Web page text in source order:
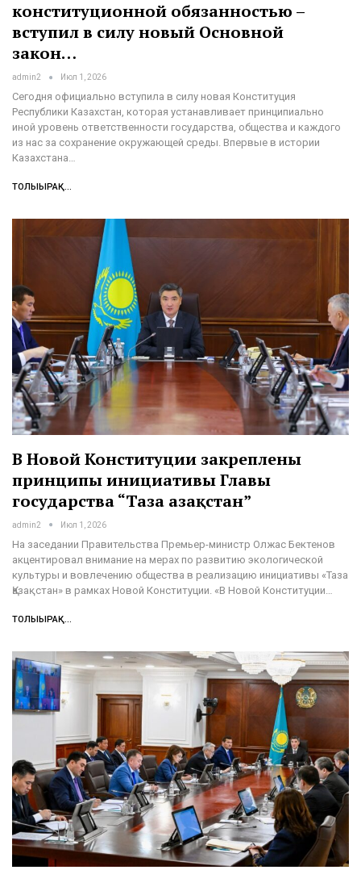
конституционной обязанностью –
вступил в силу новый Основной
закон…
admin2 Июл 1, 2026
Сегодня официально вступила в силу новая Конституция
Республики Казахстан, которая устанавливает принципиально
иной уровень ответственности государства, общества и каждого
из нас за сохранение окружающей среды. Впервые в истории
Казахстана…
ТОЛЫҒЫРАҚ...
В Новой Конституции закреплены
принципы инициативы Главы
государства “Таза Қазақстан”
admin2 Июл 1, 2026
На заседании Правительства Премьер-министр Олжас Бектенов
акцентировал внимание на мерах по развитию экологической
культуры и вовлечению общества в реализацию инициативы «Таза
Қазақстан» в рамках Новой Конституции. «В Новой Конституции…
ТОЛЫҒЫРАҚ...